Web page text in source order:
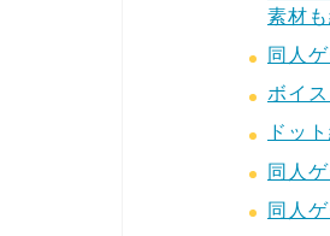
素材
同人
ボイ
ドッ
同人
同人